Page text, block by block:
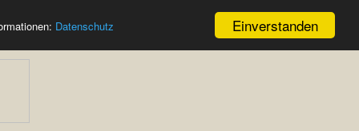
Einverstanden
Datenschutz